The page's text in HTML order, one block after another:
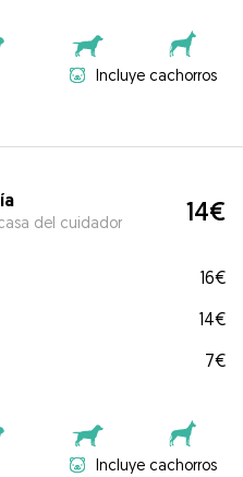
Incluye cachorros
del cuidador 14€
16€
14€
7€
Incluye cachorros